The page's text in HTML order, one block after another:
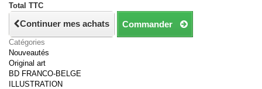
Total TTC
Continuer mes achats Commander
Catégories
Nouveautés
Original art
BD FRANCO-BELGE
ILLUSTRATION